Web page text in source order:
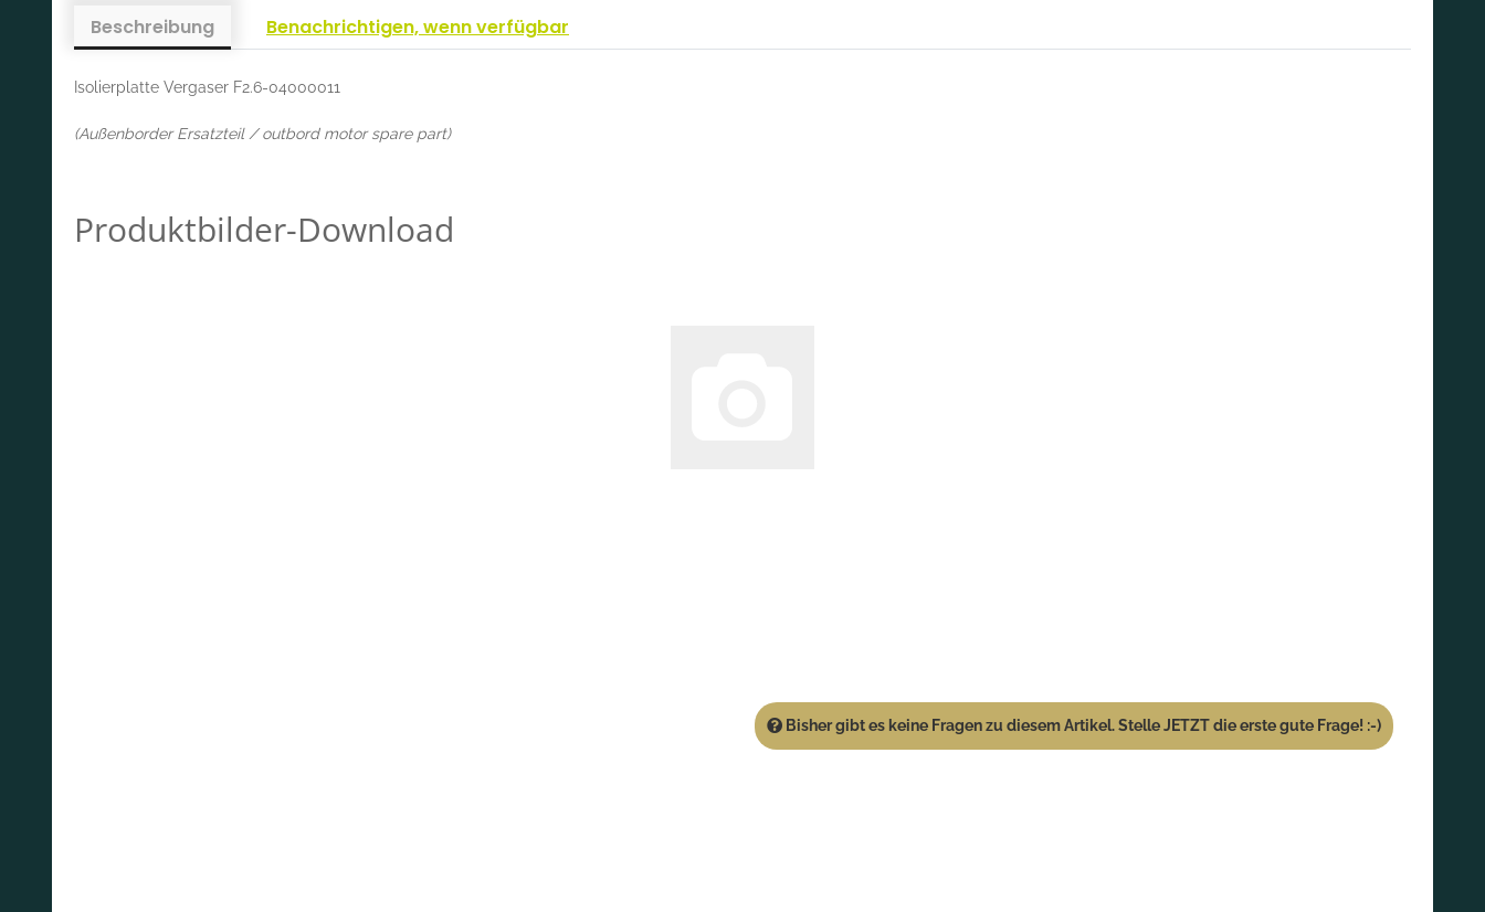
Beschreibung Benachrichtigen, wenn verfügbar
Isolierplatte Vergaser F2.6-04000011
(Außenborder Ersatzteil / outbord motor spare part)
Produktbilder-Download
Bisher gibt es keine Fragen zu diesem Artikel. Stelle JETZT die erste gute Frage! :-)